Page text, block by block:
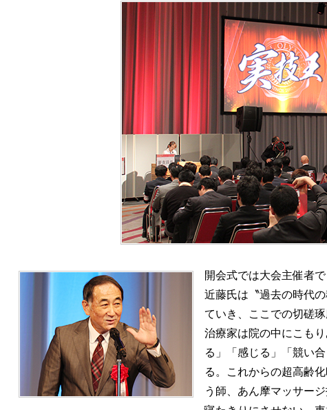
開会式では大会主催者
近藤氏は〝過去の時代
ていき、ここでの切磋
治療家は院の中にこも
る」「感じる」「競い
る。これからの超高齢
う師、あん摩マッサー